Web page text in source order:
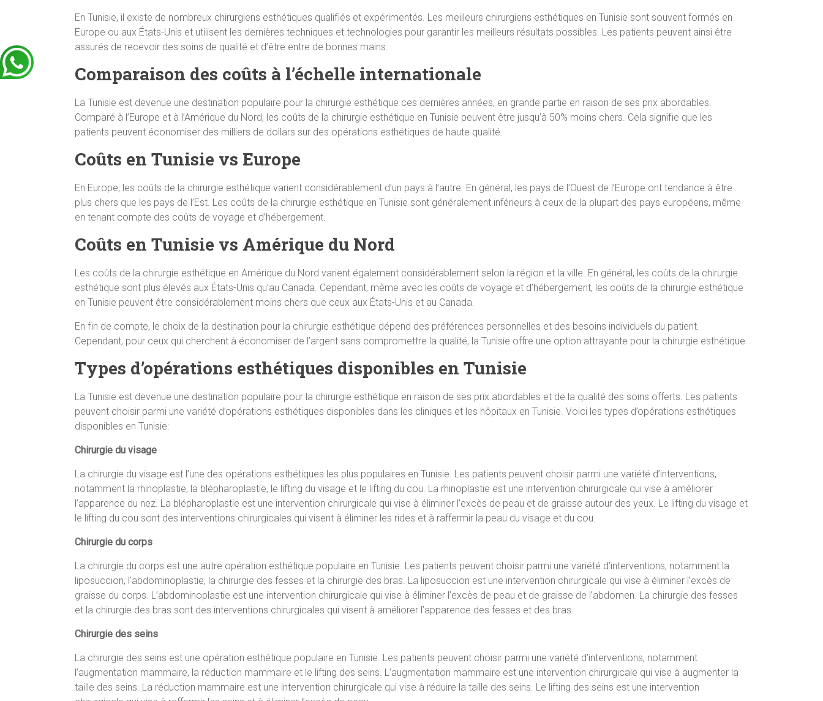
En Tunisie, il existe de nombreux chirurgiens esthétiques qualifiés et expérimentés. Les meilleurs chirurgiens esthétiques en Tunisie sont souvent formés en
Europe ou aux États-Unis et utilisent les dernières techniques et technologies pour garantir les meilleurs résultats possibles. Les patients peuvent ainsi être
assurés de recevoir des soins de qualité et d’être entre de bonnes mains.
Comparaison des coûts à l’échelle internationale
La Tunisie est devenue une destination populaire pour la chirurgie esthétique ces dernières années, en grande partie en raison de ses prix abordables.
Comparé à l’Europe et à l’Amérique du Nord, les coûts de la chirurgie esthétique en Tunisie peuvent être jusqu’à 50% moins chers. Cela signifie que les
patients peuvent économiser des milliers de dollars sur des opérations esthétiques de haute qualité.
Coûts en Tunisie vs Europe
En Europe, les coûts de la chirurgie esthétique varient considérablement d’un pays à l’autre. En général, les pays de l’Ouest de l’Europe ont tendance à être
plus chers que les pays de l’Est. Les coûts de la chirurgie esthétique en Tunisie sont généralement inférieurs à ceux de la plupart des pays européens, même
en tenant compte des coûts de voyage et d’hébergement.
Coûts en Tunisie vs Amérique du Nord
Les coûts de la chirurgie esthétique en Amérique du Nord varient également considérablement selon la région et la ville. En général, les coûts de la chirurgie
esthétique sont plus élevés aux États-Unis qu’au Canada. Cependant, même avec les coûts de voyage et d’hébergement, les coûts de la chirurgie esthétique
en Tunisie peuvent être considérablement moins chers que ceux aux États-Unis et au Canada.
En fin de compte, le choix de la destination pour la chirurgie esthétique dépend des préférences personnelles et des besoins individuels du patient.
Cependant, pour ceux qui cherchent à économiser de l’argent sans compromettre la qualité, la Tunisie offre une option attrayante pour la chirurgie esthétique.
Types d’opérations esthétiques disponibles en Tunisie
La Tunisie est devenue une destination populaire pour la chirurgie esthétique en raison de ses prix abordables et de la qualité des soins offerts. Les patients
peuvent choisir parmi une variété d’opérations esthétiques disponibles dans les cliniques et les hôpitaux en Tunisie. Voici les types d’opérations esthétiques
disponibles en Tunisie:
Chirurgie du visage
La chirurgie du visage est l’une des opérations esthétiques les plus populaires en Tunisie. Les patients peuvent choisir parmi une variété d’interventions,
notamment la rhinoplastie, la blépharoplastie, le lifting du visage et le lifting du cou. La rhinoplastie est une intervention chirurgicale qui vise à améliorer
l’apparence du nez. La blépharoplastie est une intervention chirurgicale qui vise à éliminer l’excès de peau et de graisse autour des yeux. Le lifting du visage et
le lifting du cou sont des interventions chirurgicales qui visent à éliminer les rides et à raffermir la peau du visage et du cou.
Chirurgie du corps
La chirurgie du corps est une autre opération esthétique populaire en Tunisie. Les patients peuvent choisir parmi une variété d’interventions, notamment la
liposuccion, l’abdominoplastie, la chirurgie des fesses et la chirurgie des bras. La liposuccion est une intervention chirurgicale qui vise à éliminer l’excès de
graisse du corps. L’abdominoplastie est une intervention chirurgicale qui vise à éliminer l’excès de peau et de graisse de l’abdomen. La chirurgie des fesses
et la chirurgie des bras sont des interventions chirurgicales qui visent à améliorer l’apparence des fesses et des bras.
Chirurgie des seins
La chirurgie des seins est une opération esthétique populaire en Tunisie. Les patients peuvent choisir parmi une variété d’interventions, notamment
l’augmentation mammaire, la réduction mammaire et le lifting des seins. L’augmentation mammaire est une intervention chirurgicale qui vise à augmenter la
taille des seins. La réduction mammaire est une intervention chirurgicale qui vise à réduire la taille des seins. Le lifting des seins est une intervention